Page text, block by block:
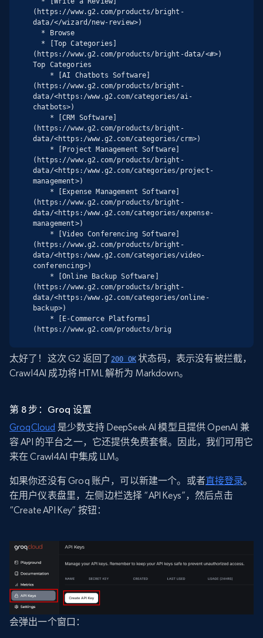
(https://www.g2.com/products/bright-
data/</wizard/new-review>)
(https://www.g2.com/products/bright-data/<#>)
Top Categories
(https://www.g2.com/products/bright-
data/<https:/www.g2.com/categories/ai-
chatbots>)
(https://www.g2.com/products/bright-
data/<https:/www.g2.com/categories/crm>)
(https://www.g2.com/products/bright-
data/<https:/www.g2.com/categories/project-
management>)
(https://www.g2.com/products/bright-
data/<https:/www.g2.com/categories/expense-
management>)
(https://www.g2.com/products/bright-
data/<https:/www.g2.com/categories/video-
conferencing>)
(https://www.g2.com/products/bright-
data/<https:/www.g2.com/categories/online-
backup>)
(https://www.g2.com/products/brig
太好了！这次 G2 返回了200 OK 状态码，表示没有被拦截，
Crawl4AI 成功将 HTML 解析为 Markdown。
第 8 步：Groq 设置
GroqCloud 是少数支持 DeepSeek AI 模型且提供 OpenAI 兼
容 API 的平台之一，它还提供免费套餐。因此，我们可用它
来在 Crawl4AI 中集成 LLM。
如果你还没有 Groq 账户，可以新建一个。或者直接登录。
在用户仪表盘里，左侧边栏选择 “API Keys”，然后点击
“Create API Key” 按钮：
会弹出一个窗口：